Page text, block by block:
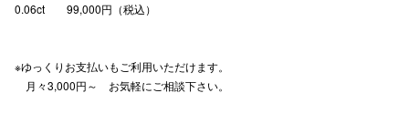
0.06ct 99,000円（税込）
※ゆっくりお支払いもご利用いただけます。
月々3,000円～ お気軽にご相談下さい。